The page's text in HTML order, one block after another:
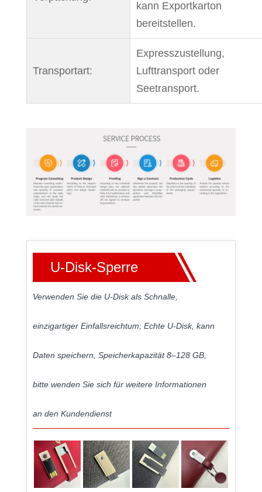
kann Exportkarton
bereitstellen.
Transportart:
Expresszustellung,
Lufttransport oder
Seetransport.
U-Disk-Sperre
Verwenden Sie die U-Disk als Schnalle,
einzigartiger Einfallsreichtum; Echte U-Disk, kann
Daten speichern, Speicherkapazität 8–128 GB,
bitte wenden Sie sich für weitere Informationen
an den Kundendienst